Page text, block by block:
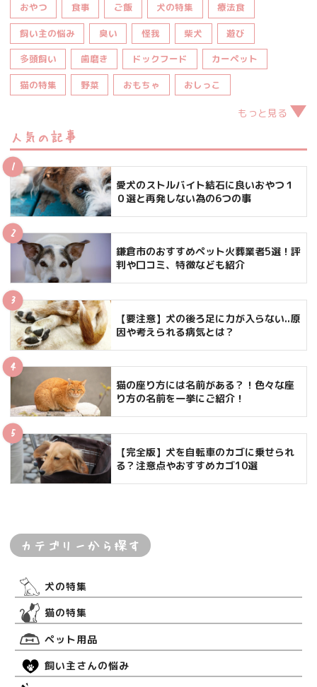
おやつ 食事 ご飯 犬の特集 療法食
飼い主の悩み 臭い 怪我 柴犬 遊び
多頭飼い 歯磨き ドックフード カーペット
猫の特集 野菜 おもちゃ おしっこ
もっと見る
人気の記事
愛犬のストルバイト結石に良いおやつ１
０選と再発しない為の6つの事
鎌倉市のおすすめペット火葬業者5選！評
判や口コミ、特徴なども紹介
【要注意】犬の後ろ足に力が入らない..原
因や考えられる病気とは？
猫の座り方には名前がある？！色々な座
り方の名前を一挙にご紹介！
【完全版】犬を自転車のカゴに乗せられ
る？注意点やおすすめカゴ10選
カテゴリーから探す
犬の特集
猫の特集
ペット用品
飼い主さんの悩み